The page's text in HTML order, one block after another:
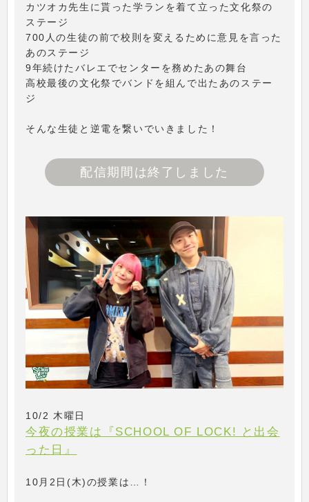
カツオカ先生に貰った学ランを着て立った文化祭の
ステージ
700人の生徒の前で校則を変えるために意見を言った
あのステージ
9年続けたバレエでセンターを務めたあの舞台
高校最後の文化祭でバンドを組んで出たあのステー
ジ
そんな生徒と逆電を繋いでいきました！
配信期間は終了しました
10/2 木曜日
今夜の授業は『SCHOOL OF LOCK! と出会
った日』
10月2日(木)の授業は…！